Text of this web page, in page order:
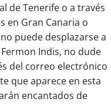
de Tenerife o a través
en Gran Canaria o
puede desplazarse a
Indis, no dude
del correo electrónico
que aparece en esta
encantados de